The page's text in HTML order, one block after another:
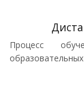
Процесс